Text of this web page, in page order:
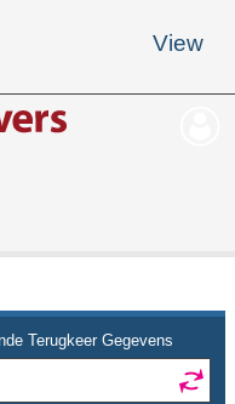
View
Terugkeer Gegevens